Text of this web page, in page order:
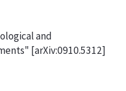
and
[arXiv:0910.5312]